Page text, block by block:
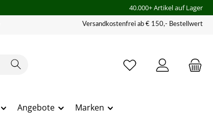
40.000+ Artikel auf Lager
Versandkostenfrei ab € 150,- Bestellwert
Angebote Marken